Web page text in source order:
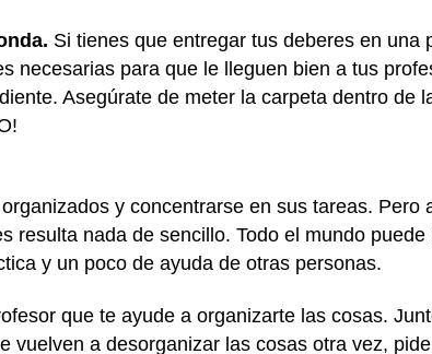
Si tienes que entregar tus deberes en una
necesarias para que le lleguen bien a tus
Asegúrate de meter la carpeta dentro de
y concentrarse en sus tareas. Pero
resulta nada de sencillo. Todo el mundo
y un poco de ayuda de otras personas.
que te ayude a organizarte las cosas.
vuelven a desorganizar las cosas otra vez,